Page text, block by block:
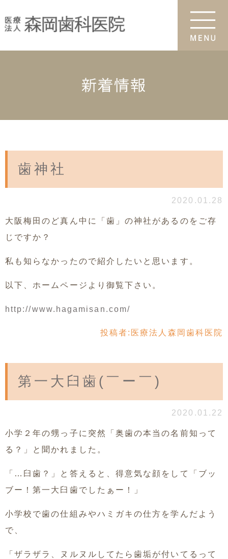
新着情報
歯神社
2020.01.28
大阪梅田のど真ん中に「歯」の神社があるのをご存
じですか？
私も知らなかったので紹介したいと思います。
以下、ホームページより御覧下さい。
http://www.hagamisan.com/
投稿者: 医療法人森岡歯科医院
第一大臼歯(￣ー￣)
2020.01.22
小学２年の甥っ子に突然「奥歯の本当の名前知って
る？」と聞かれました。
「…臼歯？」と答えると、得意気な顔をして「ブッ
ブー！第一大臼歯でしたぁー！」
小学校で歯の仕組みやハミガキの仕方を学んだよう
で、
「ザラザラ、ヌルヌルしてたら歯垢が付いてるって